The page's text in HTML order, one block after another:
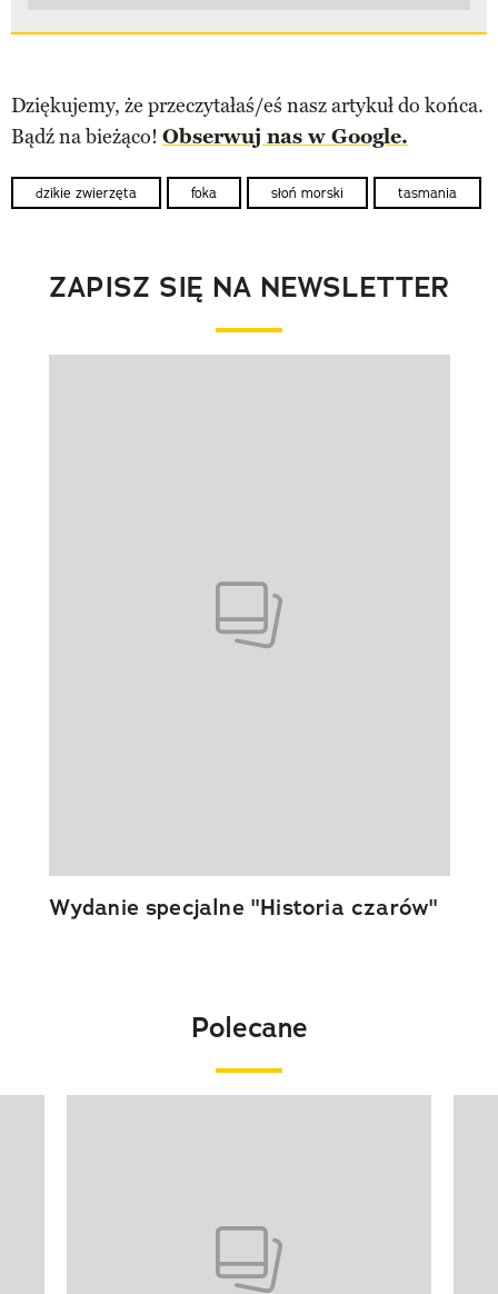
Dziękujemy, że przeczytałaś/eś nasz artykuł do końca.
Bądź na bieżąco! Obserwuj nas w Google.
dzikie zwierzęta foka słoń morski tasmania
ZAPISZ SIĘ NA NEWSLETTER
Wydanie specjalne "Historia czarów"
Polecane